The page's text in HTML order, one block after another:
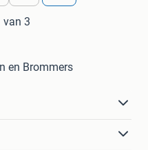
van 3
en Brommers